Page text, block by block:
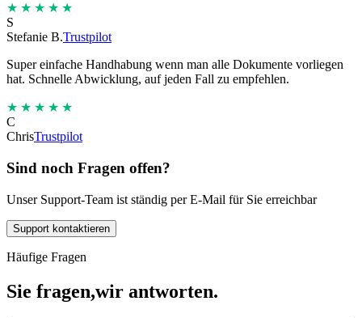
★★★★★
S
Stefanie B.Trustpilot
Super einfache Handhabung wenn man alle Dokumente vorliegen
hat. Schnelle Abwicklung, auf jeden Fall zu empfehlen.
★★★★★
C
ChrisTrustpilot
Sind noch Fragen offen?
Unser Support-Team ist ständig per E-Mail für Sie erreichbar
Support kontaktieren
Häufige Fragen
Sie fragen,wir antworten.